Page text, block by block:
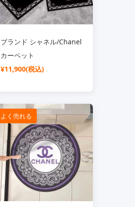
ブランド シャネル/Chanel
カーペット
¥11,900(税込)
よく売れる